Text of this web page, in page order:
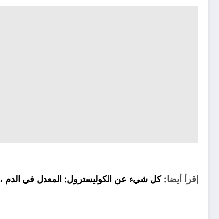
إقرأ أيضا:كل شيء عن الكوليسترول: المعدل في الدم ،